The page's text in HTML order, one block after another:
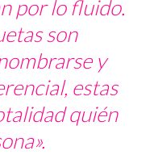
por lo fluido.
son
y
estas
quién